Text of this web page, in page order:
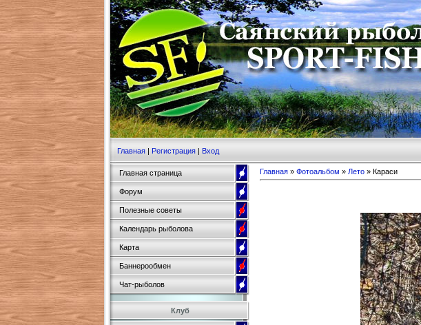
Главная | Регистрация | Вход
Главная страница
Форум
Полезные советы
Календарь рыболова
Карта
Баннерообмен
Чат-рыболов
Клуб
Главная » Фотоальбом » Лето » Караси